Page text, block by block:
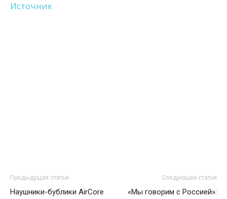
Источник
Предыдущая статья
Наушники-бублики AirCore
Следующая статья
«Мы говорим с Россией»: